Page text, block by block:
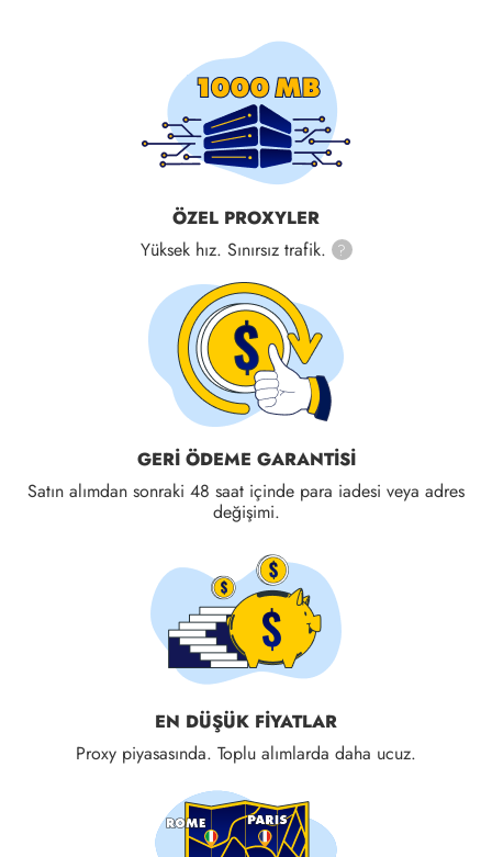
ÖZEL PROXYLER
Yüksek hız. Sınırsız trafik. ?
GERI ÖDEME GARANTISI
Satın alımdan sonraki 48 saat içinde para iadesi veya adres
değişimi.
EN DÜŞÜK FIYATLAR
Proxy piyasasında. Toplu alımlarda daha ucuz.